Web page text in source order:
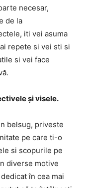
necesar,
de la
iti vei asuma
repete si vei sti si
si vei face
și visele.
belsug, priveste
pe care ti-o
si scopurile pe
diverse motive
în cea mai